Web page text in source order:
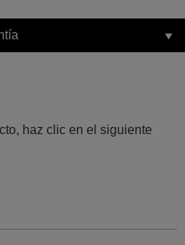
haz clic en el siguiente